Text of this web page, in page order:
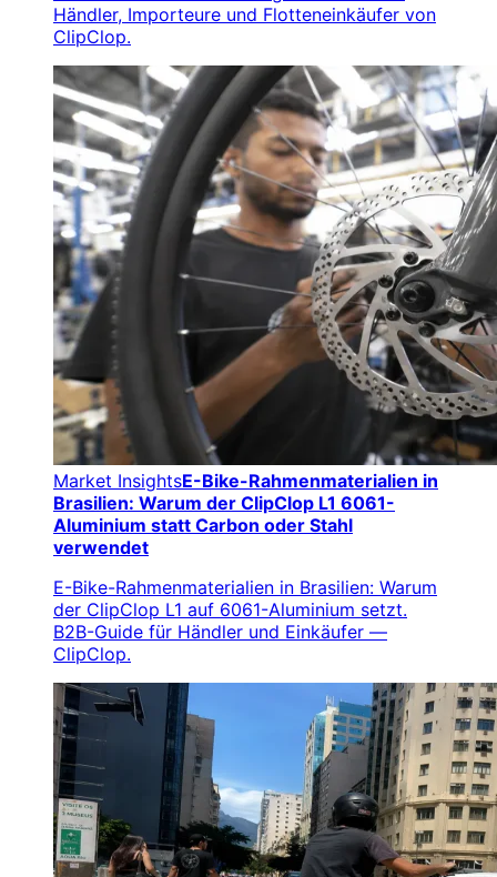
Händler, Importeure und Flotteneinkäufer von
ClipClop.
Market InsightsE-Bike-Rahmenmaterialien in
Brasilien: Warum der ClipClop L1 6061-
Aluminium statt Carbon oder Stahl
verwendet
E-Bike-Rahmenmaterialien in Brasilien: Warum
der ClipClop L1 auf 6061-Aluminium setzt.
B2B-Guide für Händler und Einkäufer —
ClipClop.